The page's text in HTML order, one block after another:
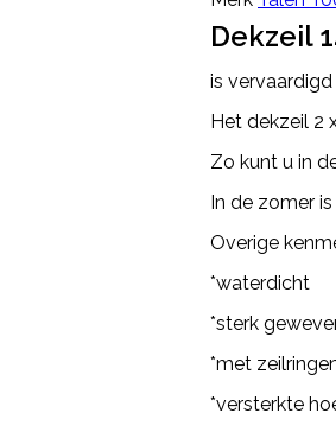
Dekzeil
is
Het dekzeil 2
Zo kunt u in
In de zomer
Overige
*waterdicht
*sterk
*met
*versterkte